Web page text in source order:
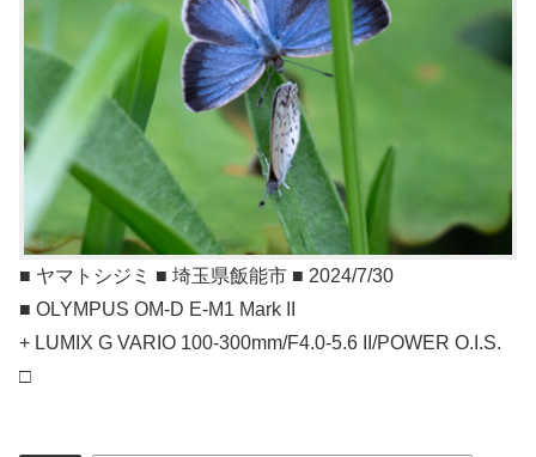
■ ヤマトシジミ ■ 埼玉県飯能市 ■ 2024/7/30
■ OLYMPUS OM-D E-M1 Mark II
+ LUMIX G VARIO 100-300mm/F4.0-5.6 II/POWER O.I.S.
□